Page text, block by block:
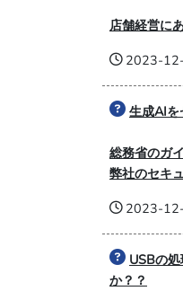
店舗経営に
2023-
生成AIを
総務省のガ
弊社のセキ
2023-
USBの
か？？